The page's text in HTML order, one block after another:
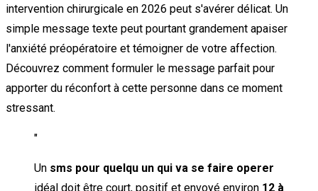
intervention chirurgicale en 2026 peut s'avérer délicat. Un
simple message texte peut pourtant grandement apaiser
l'anxiété préopératoire et témoigner de votre affection.
Découvrez comment formuler le message parfait pour
apporter du réconfort à cette personne dans ce moment
stressant.
"
Un sms pour quelqu un qui va se faire operer
idéal doit être court, positif et envoyé environ 12 à